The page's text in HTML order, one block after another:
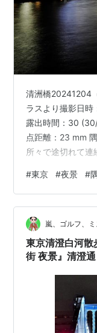
清洲橋20241204
ラスより撮影日
露出時間：30
点距離：23 mm
所々で途切れて連
回は隅田川と分岐
北側にある隅田川
眺めが最も美しく
のライン川に架か
ルンの眺め」と
#東京 #夜景 #
嵐、ゴルフ、
東京清澄白河
街 夜景』清澄